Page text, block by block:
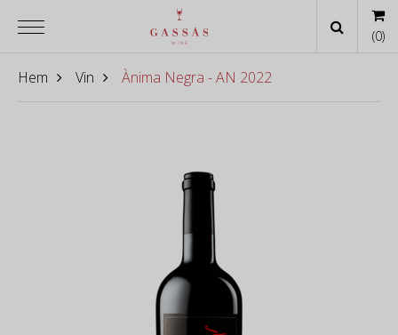
Hem Vin Ànima Negra - AN 2022
(0)